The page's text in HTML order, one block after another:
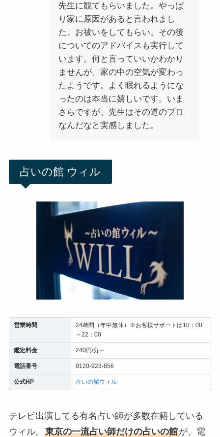
先生に観てもらいました。やっぱ
り家に原因があると言われまし
た。お祓いをしてもらい、その後
についてのアドバイスも実行して
います。何と言っていいかわかり
ませんが、家の中の空気が変わっ
たようです。よく眠れるようにな
ったのは本当に嬉しいです。いま
さらですが、先生はその道のプロ
なんだなと実感しました。
占いの館 ウィル
営業時間
24時間（年中無休）※お客様サポートは10：00
～22：00
鑑定料金 240円/分～
電話番号 0120-923-856
公式HP 占いの館ウィル
テレビ出演してる有名占い師が多数在籍している
ウィル。 東京の一流占い師だけの占いの館が、電